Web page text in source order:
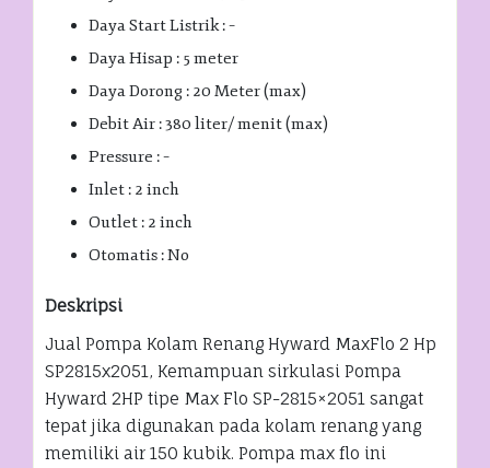
Daya Start Listrik : –
Daya Hisap : 5 meter
Daya Dorong : 20 Meter (max)
Debit Air : 380 liter/ menit (max)
Pressure : –
Inlet : 2 inch
Outlet : 2 inch
Otomatis : No
Deskripsi
Jual Pompa Kolam Renang Hyward MaxFlo 2 Hp
SP2815x2051, Kemampuan sirkulasi Pompa
Hyward 2HP tipe Max Flo SP-2815×2051 sangat
tepat jika digunakan pada kolam renang yang
memiliki air 150 kubik. Pompa max flo ini